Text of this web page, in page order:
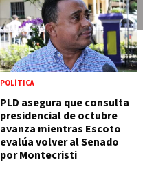
POLÍTICA
PLD asegura que consulta
presidencial de octubre
avanza mientras Escoto
evalúa volver al Senado
por Montecristi